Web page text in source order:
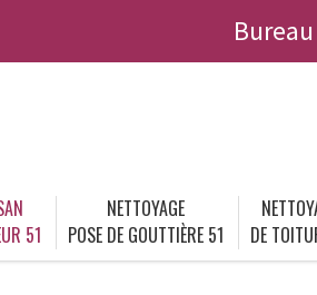
51
NETTOYAGE
POSE DE GOUTTIÈRE 51
DE